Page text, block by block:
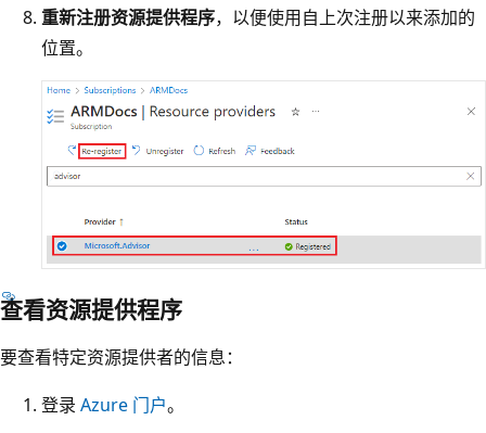
重新注册资源提供程序，以便使用自上次注册以来添加的
位置。
查看资源提供程序
要查看特定资源提供者的信息：
登录 Azure 门户。